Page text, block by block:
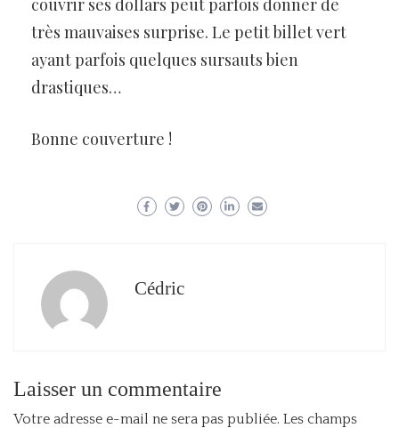
couvrir ses dollars peut parfois donner de
très mauvaises surprise. Le petit billet vert
ayant parfois quelques sursauts bien
drastiques…
Bonne couverture !
Cédric
Laisser un commentaire
Votre adresse e-mail ne sera pas publiée. Les champs